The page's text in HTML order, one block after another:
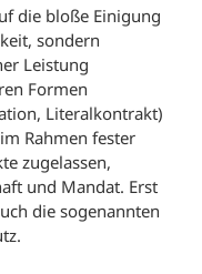
die bloße Einigung
sondern
Leistung
Formen
Literalkontrakt)
Rahmen fester
zugelassen,
und Mandat. Erst
die sogenannten